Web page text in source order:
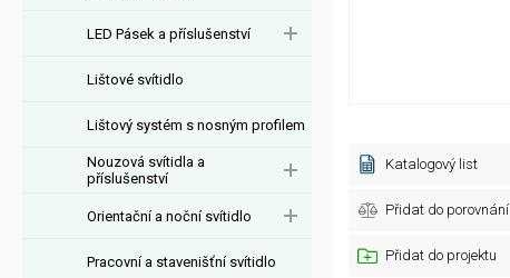
LED Pásek a příslušenství
Lištové svítidlo
Lištový systém s nosným profilem
Nouzová svítidla a
příslušenství
Orientační a noční svítidlo
Pracovní a stavenišťní svítidlo
Katalogový list
Přidat do porovnání
Přidat do projektu